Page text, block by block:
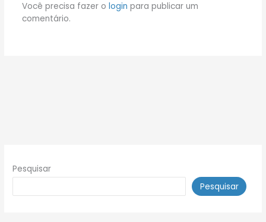
Você precisa fazer o login para publicar um
comentário.
Pesquisar
Pesquisar